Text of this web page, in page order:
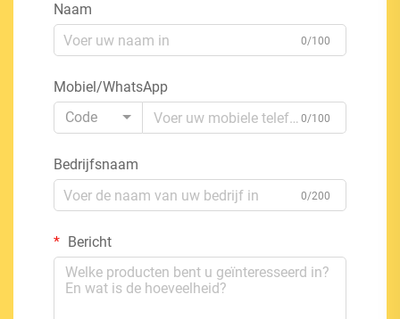
Naam
0/100
Mobiel/WhatsApp
Code
0/100
Bedrijfsnaam
0/200
Bericht